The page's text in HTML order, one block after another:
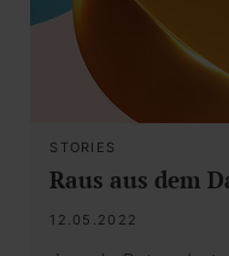
STORIES
Raus aus dem
12.05.2022